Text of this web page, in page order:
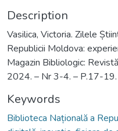
Description
Vasilica, Victoria. Zilele
Republicii Moldova:
Magazin Bibliologic:
2024. – Nr 3-4. – P.17-
Keywords
Biblioteca Națională a